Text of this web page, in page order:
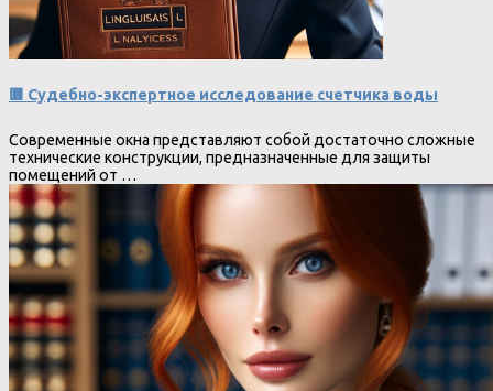
🟥 Судебно-экспертное исследование счетчика воды
Современные окна представляют собой достаточно сложные
технические конструкции, предназначенные для защиты
помещений от …